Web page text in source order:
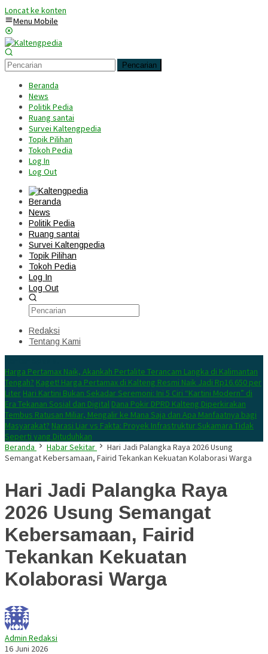
Loncat ke konten
Menu Mobile
Pencarian
Beranda
News
Politik Pedia
Ruang santai
Survei Kaltengpedia
Topik Pilihan
Tokoh Pedia
Log In
Log Out
Beranda
News
Politik Pedia
Ruang santai
Survei Kaltengpedia
Topik Pilihan
Tokoh Pedia
Log In
Log Out
Redaksi
Tentang Kami
Harga Pertamax Naik, Akankah Pertalite Terancam Langka di Kalimantan
Tengah? Kaget! Harga Pertamax di Kalteng Resmi Naik Jadi Rp16.650 per
Liter Hari Kartini Bukan Sekadar Seremoni: Ini 5 Ciri “Kartini Modern” di
Era Tekanan Sosial dan Digital Dana Pokir DPRD Kalteng Diperkirakan
Tembus Ratusan Miliar, Mengalir ke Mana Saja dan Apa Manfaatnya bagi
Masyarakat? Narasi Liar vs Fakta: Proyek Infrastruktur Sukamara Tidak
Seperti yang Dituduhkan
Beranda
Habar Sekitar
Hari Jadi Palangka Raya 2026 Usung
Semangat Kebersamaan, Fairid Tekankan Kekuatan Kolaborasi Warga
Hari Jadi Palangka Raya
2026 Usung Semangat
Kebersamaan, Fairid
Tekankan Kekuatan
Kolaborasi Warga
Admin Redaksi
16 Juni 2026